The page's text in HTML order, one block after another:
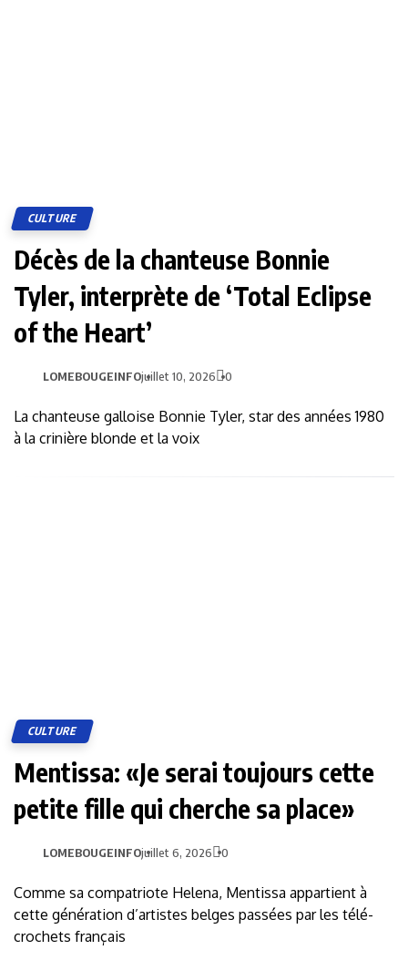
CULTURE
Décès de la chanteuse Bonnie
Tyler, interprète de ‘Total Eclipse
of the Heart’
LOMEBOUGEINFOjuillet 10, 2026 0
La chanteuse galloise Bonnie Tyler, star des années 1980
à la crinière blonde et la voix
CULTURE
Mentissa: «Je serai toujours cette
petite fille qui cherche sa place»
LOMEBOUGEINFOjuillet 6, 2026 0
Comme sa compatriote Helena, Mentissa appartient à
cette génération d’artistes belges passées par les télé-
crochets français